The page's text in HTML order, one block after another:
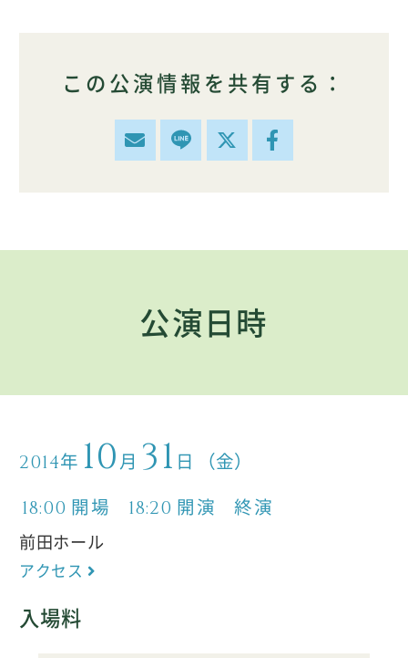
この公演情報を共有する：
公演日時
2014年 10 月 31 日 （金）
18:00 開場 18:20 開演 終演
前田ホール
アクセス
入場料